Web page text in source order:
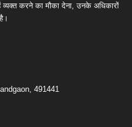
करने का मौका देना, उनके अधिकारों
491441